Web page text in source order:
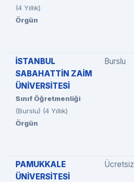
(4 Yıllık)
Örgün
İSTANBUL
SABAHATTİN ZAİM
ÜNİVERSİTESİ
Sınıf Öğretmenliği
(Burslu) (4 Yıllık)
Örgün
Burslu
PAMUKKALE
ÜNİVERSİTESİ
Ücretsiz